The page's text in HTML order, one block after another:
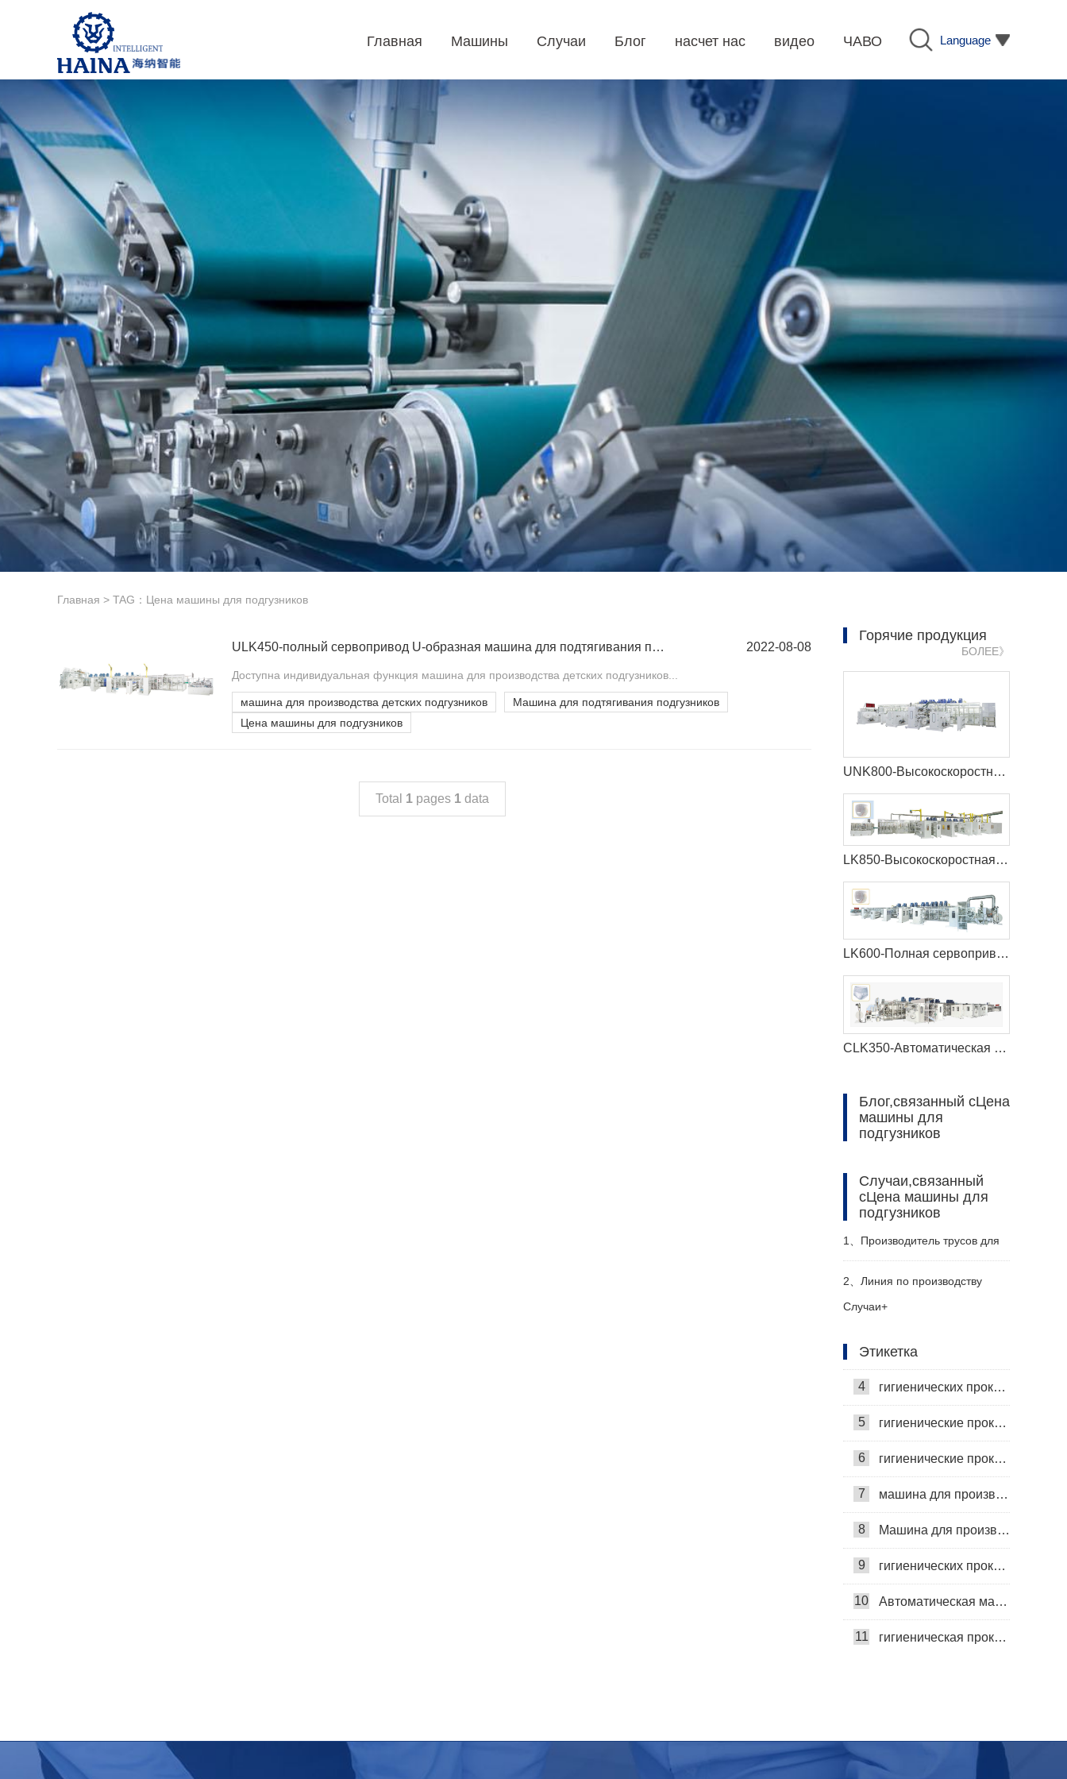
Language
Главная Машины Случаи Блог насчет нас видео ЧАВО
Главная > TAG：Цена машины для подгузников
ULK450-полный сервопривод U-образная машина для подтягивания подгузников 2022-08-08
Доступна индивидуальная функция машина для производства детских подгузников​...
машина для производства детских подгузников
Машина для подтягивания подгузников
Цена машины для подгузников
Total 1 pages 1 data
Горячие продукция
БОЛЕЕ》
UNK800-Высокоскоростная машина для детских подгузников
LK850-Высокоскоростная машина для производства детских подгузников
LK600-Полная сервоприводная машина для производства детских подгузников
CLK350-Автоматическая машина для производства менструальных трусов с полным сервоприводом
Блог,связанный сЦена
машины для
подгузников
Случаи,связанный
сЦена машины для
подгузников
1、 Производитель трусов для
взрослых Haina помогает
эффективно производить
2、 Линия по производству
Haina помогает клиентам из
производственные мощности
Случаи+
Этикетка
1 машины для взрослых брюк
4 гигиенических прокладок
5 гигиенические прокладки машина
6 гигиенические прокладки
7 машина для производства гигиенических прокладок
8 Машина для производства гигиенических салфеток
9 гигиенических прокладок машина
10 Автоматическая машина для изготовления гигиенических прокладок
11 гигиеническая прокладка машина
15 Машина для производства ежедневных прокладок